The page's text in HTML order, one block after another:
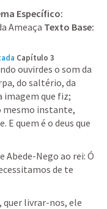
Específico:
Ameaça Texto Base:
Capítulo 3
ouvirdes o som da
do saltério, da
imagem que fiz;
mesmo instante,
quem é o deus que
Abede-Nego ao rei: Ó
de te
quer livrar-nos, ele